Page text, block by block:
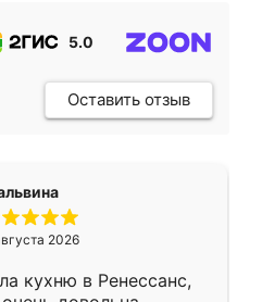
5.0
Оставить отзыв
2026
кухню в Ренессанс,